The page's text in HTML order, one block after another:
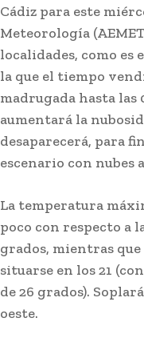
Cádiz para este
Meteorología
localidades, como es
la que el tiempo
madrugada hasta las
aumentará la
desaparecerá, para
escenario con nubes
La temperatura
poco con respecto a
grados, mientras
situarse en los 21
de 26 grados).
oeste.